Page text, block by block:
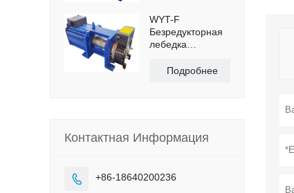
WYT-F
Безредукторная
лебедка
ремень,ВИЛЛА)
Подробнее
Контактная Информация
 +86-18640200236